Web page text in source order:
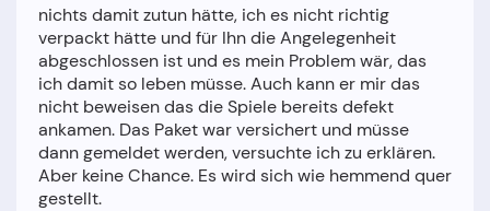
nichts damit zutun hätte, ich es nicht richtig
verpackt hätte und für Ihn die Angelegenheit
abgeschlossen ist und es mein Problem wär, das
ich damit so leben müsse. Auch kann er mir das
nicht beweisen das die Spiele bereits defekt
ankamen. Das Paket war versichert und müsse
dann gemeldet werden, versuchte ich zu erklären.
Aber keine Chance. Es wird sich wie hemmend quer
gestellt.